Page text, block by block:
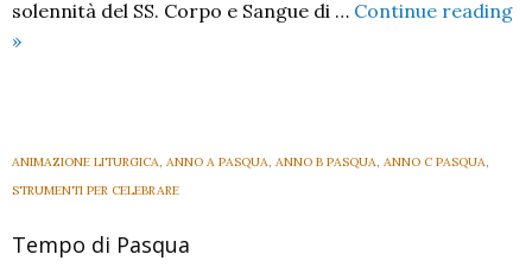
solennità del SS. Corpo e Sangue di … Continue reading
Indicazioni:
»
ANIMAZIONE LITURGICA, ANNO A PASQUA, ANNO B PASQUA, ANNO C PASQUA,
STRUMENTI PER CELEBRARE
Tempo di Pasqua